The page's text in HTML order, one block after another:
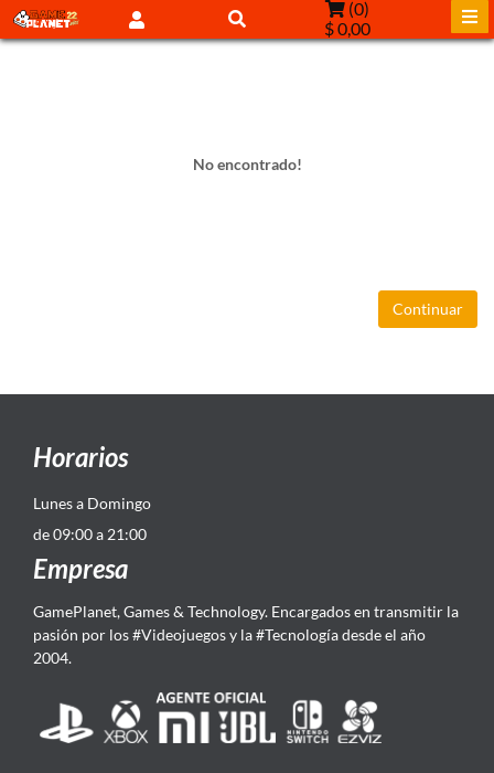
(0)
$ 0,00
No encontrado!
Continuar
Horarios
Lunes a Domingo
de 09:00 a 21:00
Empresa
GamePlanet, Games & Technology. Encargados en transmitir la
pasión por los #Videojuegos y la #Tecnología desde el año
2004.